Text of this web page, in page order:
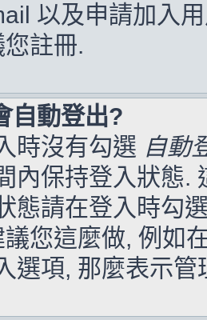
以及申請加入
註冊.
自動登出?
時沒有勾選 自動
內保持登入狀態.
態請在登入時勾
您這麼做, 例如
選項, 那麼表示